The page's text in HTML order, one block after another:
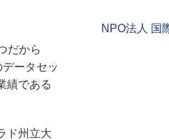
だから
ータセッ
績である
ド州立大
NPO法人 国